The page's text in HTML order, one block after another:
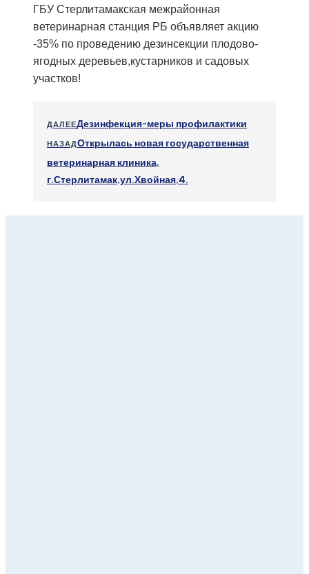
ГБУ Стерлитамакская межрайонная
ветеринарная станция РБ объявляет акцию
-35% по проведению дезинсекции плодово-
ягодных деревьев,кустарников и садовых
участков!
ДАЛЕЕДезинфекция-меры профилактики
НАЗАДОткрылась новая государственная
ветеринарная клиника,
г.Стерлитамак,ул.Хвойная,4.